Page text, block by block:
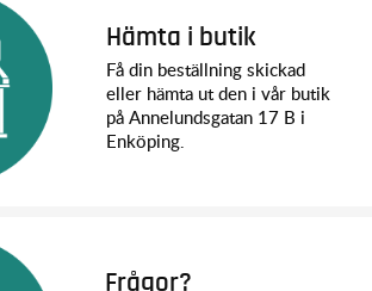
Hämta i butik
Få din beställning skickad
eller hämta ut den i vår butik
på Annelundsgatan 17 B i
Enköping.
Frågor?